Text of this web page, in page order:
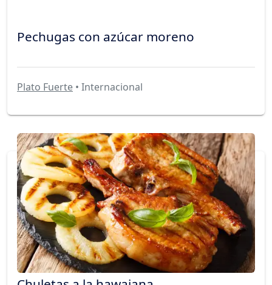
Pechugas con azúcar moreno
Plato Fuerte • Internacional